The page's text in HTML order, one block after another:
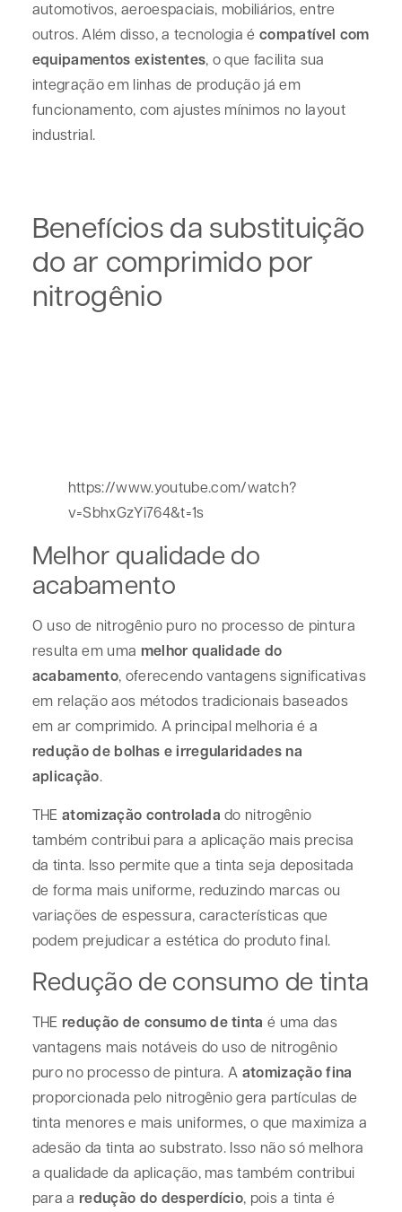
automotivos, aeroespaciais, mobiliários, entre
outros. Além disso, a tecnologia écompatível com
equipamentos existentes, o que facilita sua
integração em linhas de produção já em
funcionamento, com ajustes mínimos no layout
industrial.
Benefícios da substituição
do ar comprimido por
nitrogênio
https://www.youtube.com/watch?
v=SbhxGzYi764&t=1s
Melhor qualidade do
acabamento
O uso de nitrogênio puro no processo de pintura
resulta em uma melhor qualidade do
acabamento, oferecendo vantagens significativas
em relação aos métodos tradicionais baseados
em ar comprimido. A principal melhoria é a
redução de bolhas e irregularidades na
aplicação.
THEatomização controlada do nitrogênio
também contribui para a aplicação mais precisa
da tinta. Isso permite que a tinta seja depositada
de forma mais uniforme, reduzindo marcas ou
variações de espessura, características que
podem prejudicar a estética do produto final.
Redução de consumo de tinta
THE redução de consumo de tinta é uma das
vantagens mais notáveis do uso de nitrogênio
puro no processo de pintura. A atomização fina
proporcionada pelo nitrogênio gera partículas de
tinta menores e mais uniformes, o que maximiza a
adesão da tinta ao substrato. Isso não só melhora
a qualidade da aplicação, mas também contribui
para a redução do desperdício, pois a tinta é